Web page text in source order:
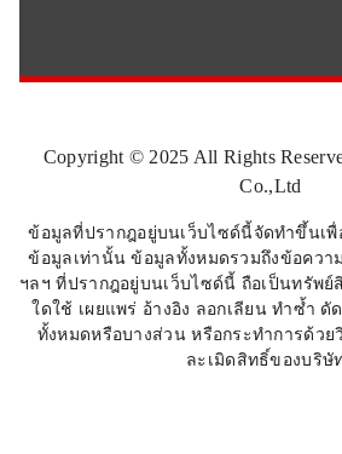
Copyright © 2025 All Rights
Co.,Ltd
ข้อมูลที่ปรากฎอยู่บนเว็บไซด์นี้จัดทำขึ้นเพื่
ข้อมูลเท่านั้น ข้อมูลทั้งหมดรวมถึงข้อควา
ฯลฯ ที่ปรากฎอยู่บนเว็บไซด์นี้ ถือเป็นทรัพ
ใดใช้ เผยแพร่ อ้างอิง ลอกเลียน ทำซ้ำ
ทั้งหมดหรือบางส่วน หรือกระทำการด้วย
ละเมิดสิทธิ์ของบริษั